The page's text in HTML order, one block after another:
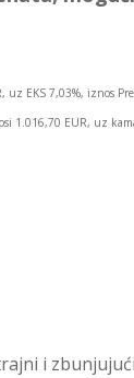
EKS 7,03%, iznos
1.016,70 EUR, uz
i